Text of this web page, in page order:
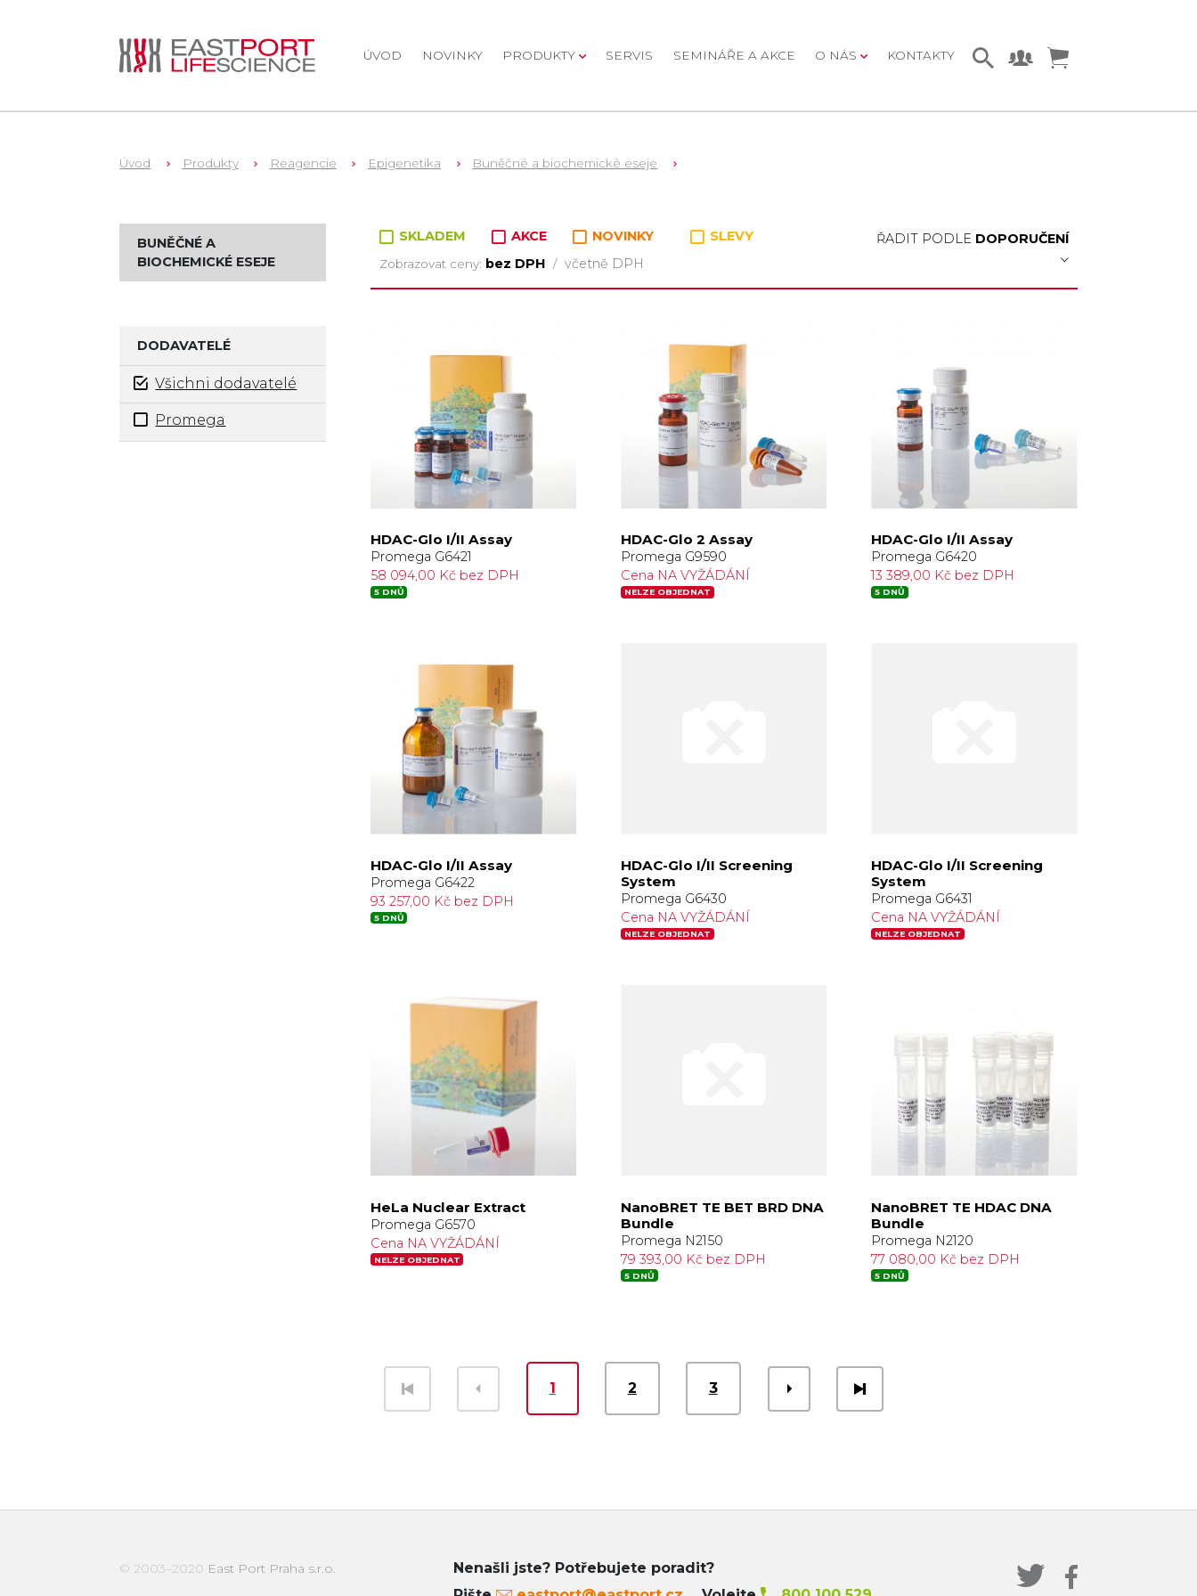
ÚVOD NOVINKY PRODUKTY SERVIS SEMINÁŘE A AKCE O NÁS KONTAKTY
Úvod Produkty Reagencie Epigenetika Buněčné a biochemické eseje
BUNĚČNÉ A
BIOCHEMICKÉ ESEJE
DODAVATELÉ
Všichni dodavatelé
Promega
Zboží v kategorii
SKLADEM AKCE NOVINKY SLEVY
Zobrazovat ceny: bez DPH / včetně DPH
ŘADIT PODLE DOPORUČENÍ
HDAC-Glo I/II Assay
Promega G6421
58 094,00 Kč bez DPH
5 DNŮ
HDAC-Glo 2 Assay
Promega G9590
Cena NA VYŽÁDÁNÍ
NELZE OBJEDNAT
HDAC-Glo I/II Assay
Promega G6420
13 389,00 Kč bez DPH
5 DNŮ
HDAC-Glo I/II Assay
Promega G6422
93 257,00 Kč bez DPH
5 DNŮ
HDAC-Glo I/II Screening
System
Promega G6430
Cena NA VYŽÁDÁNÍ
NELZE OBJEDNAT
HDAC-Glo I/II Screening
System
Promega G6431
Cena NA VYŽÁDÁNÍ
NELZE OBJEDNAT
HeLa Nuclear Extract
Promega G6570
Cena NA VYŽÁDÁNÍ
NELZE OBJEDNAT
NanoBRET TE BET BRD DNA
Bundle
Promega N2150
79 393,00 Kč bez DPH
5 DNŮ
NanoBRET TE HDAC DNA
Bundle
Promega N2120
77 080,00 Kč bez DPH
5 DNŮ
1 2 3
© 2003–2020 East Port Praha s.r.o.
Nenašli jste? Potřebujete poradit?